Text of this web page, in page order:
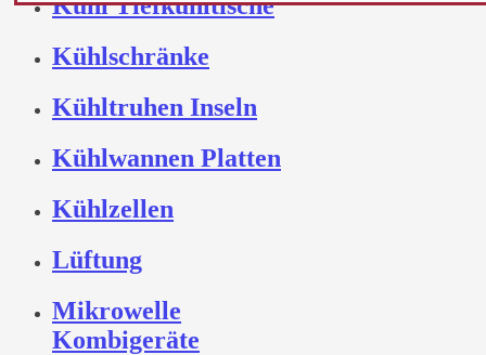
Kühl Tiefkühltische
Kühlschränke
Kühltruhen Inseln
Kühlwannen Platten
Kühlzellen
Lüftung
Mikrowelle
Kombigeräte